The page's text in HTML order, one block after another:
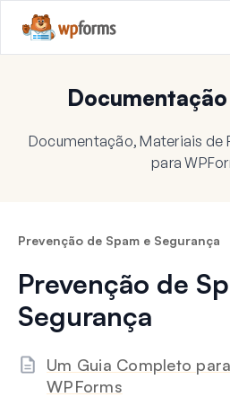
Documentação, Materiais de
para
Prevenção de Spam e Segurança
Prevenção de
Segurança
Um Guia Completo
WPForms